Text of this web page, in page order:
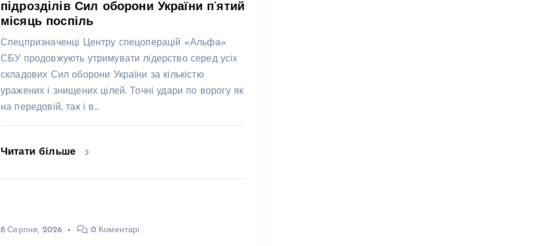
підрозділів Сил оборони України п’ятий
місяць поспіль
Спецпризначенці Центру спецоперацій «Альфа»
СБУ продовжують утримувати лідерство серед усіх
складових Сил оборони України за кількістю
уражених і знищених цілей. Точні удари по ворогу як
на передовій, так і в…
Читати більше
8 Серпня, 2026 0 Коментарі